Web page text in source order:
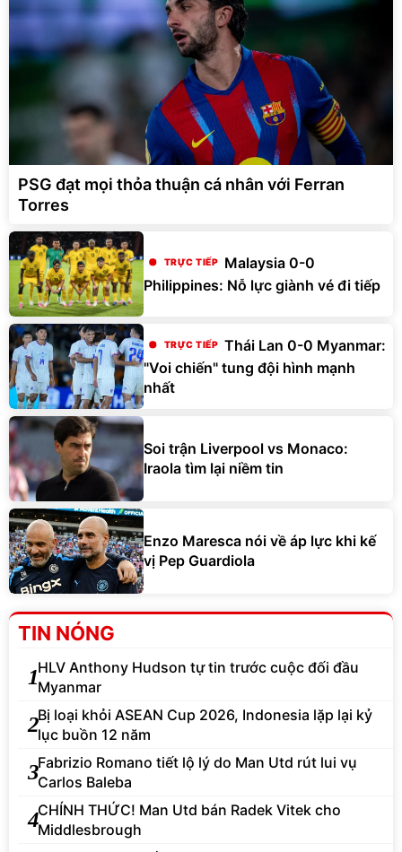
PSG đạt mọi thỏa thuận cá nhân với Ferran
Torres
Malaysia 0-0
Philippines: Nỗ lực giành vé đi tiếp
Thái Lan 0-0 Myanmar:
"Voi chiến" tung đội hình mạnh
nhất
Soi trận Liverpool vs Monaco:
Iraola tìm lại niềm tin
Enzo Maresca nói về áp lực khi kế
vị Pep Guardiola
TIN NÓNG
1HLV Anthony Hudson tự tin trước cuộc đối đầu
Myanmar
2Bị loại khỏi ASEAN Cup 2026, Indonesia lặp lại kỷ
lục buồn 12 năm
3Fabrizio Romano tiết lộ lý do Man Utd rút lui vụ
Carlos Baleba
4CHÍNH THỨC! Man Utd bán Radek Vitek cho
Middlesbrough